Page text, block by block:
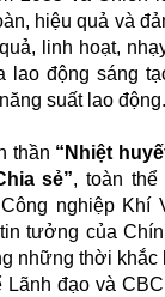
hiệu quả và
linh hoạt,
lao động sáng
suất lao động.
thần “Nhiệt
sẻ”, toàn thể
nghiệp Khí
tưởng của
những thời khắc
Lãnh đạo và